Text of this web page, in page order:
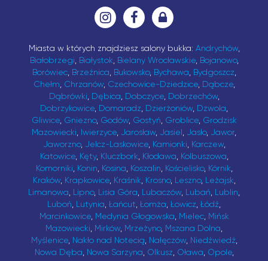
Miasta w których znajdziesz salony bukka: Andrychów,
Białobrzegi, Białystok, Bielany Wrocławskie, Bojanowo,
Borówiec, Brzeźnica, Bukowsko, Bychawa, Bydgoszcz,
Chełm, Chrzanów, Czechowice-Dziedzice, Dąbcze,
Dąbrówki, Dębica, Dobczyce, Dobrzechów,
Dobrzykowice, Domaradz, Dzierżoniów, Dzwola,
Gliwice, Gniezno, Godów, Gostyń, Groblice, Grodzisk
Mazowiecki, Iwierzyce, Jarosław, Jasiel, Jasło, Jawor,
Jaworzno, Jelcz-Laskowice, Kamionki, Karczew,
Katowice, Kęty, Kluczbork, Kłodawa, Kolbuszowa,
Komorniki, Konin, Kosina, Koszalin, Kościelisko, Kórnik,
Kraków, Krapkowice, Kraśnik, Krosno, Leszno, Leżajsk,
Limanowa, Lipno, Lisia Góra, Lubaczów, Lubań, Lublin,
Luboń, Lutynia, Łańcut, Łomża, Łowicz, Łódź,
Marcinkowice, Medynia Głogowska, Mielec, Mińsk
Mazowiecki, Mirków, Mrzeżyno, Mszana Dolna,
Myślenice, Nakło nad Notecią, Nałęczów, Niedźwiedź,
Nowa Dęba, Nowa Sarzyna, Olkusz, Oława, Opole,